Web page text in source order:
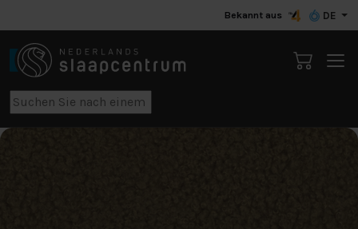
Bekannt aus DE